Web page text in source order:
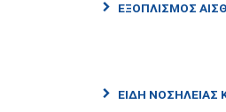
ΕΞΟΠΛΙΣΜΟΣ
ΕΙΔΗ ΝΟΣΗΛΕΙΑΣ